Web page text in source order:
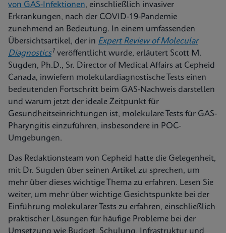
von GAS-Infektionen, einschließlich invasiver
Erkrankungen, nach der COVID-19-Pandemie
zunehmend an Bedeutung. In einem umfassenden
Übersichtsartikel, der in Expert Review of Molecular
Diagnostics1 veröffentlicht wurde, erläutert Scott M.
Sugden, Ph.D., Sr. Director of Medical Affairs at Cepheid
Canada, inwiefern molekulardiagnostische Tests einen
bedeutenden Fortschritt beim GAS-Nachweis darstellen
und warum jetzt der ideale Zeitpunkt für
Gesundheitseinrichtungen ist, molekulare Tests für GAS-
Pharyngitis einzuführen, insbesondere in POC-
Umgebungen.
Das Redaktionsteam von Cepheid hatte die Gelegenheit,
mit Dr. Sugden über seinen Artikel zu sprechen, um
mehr über dieses wichtige Thema zu erfahren. Lesen Sie
weiter, um mehr über wichtige Gesichtspunkte bei der
Einführung molekularer Tests zu erfahren, einschließlich
praktischer Lösungen für häufige Probleme bei der
Umsetzung wie Budget, Schulung, Infrastruktur und